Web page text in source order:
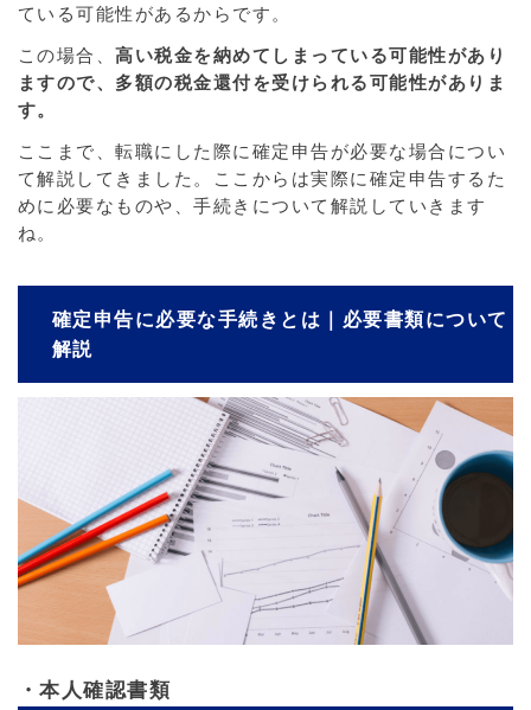
ている可能性があるからです。
この場合、高い税金を納めてしまっている可能性があり
ますので、多額の税金還付を受けられる可能性がありま
す。
ここまで、転職にした際に確定申告が必要な場合につい
て解説してきました。ここからは実際に確定申告するた
めに必要なものや、手続きについて解説していきます
ね。
確定申告に必要な手続きとは｜必要書類について
解説
・本人確認書類